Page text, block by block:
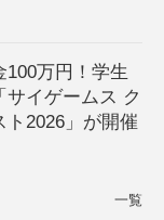
100万円！学生
イゲームス ク
ト2026」が開催
一覧